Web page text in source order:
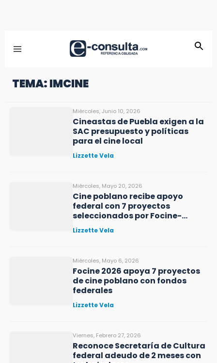
TEMA: IMCINE
Miércoles, Junio 10, 2026
Cineastas de Puebla exigen a la
SAC presupuesto y políticas
para el cine local
Lizzette Vela
Miércoles, Mayo 20, 2026
Cine poblano recibe apoyo
federal con 7 proyectos
seleccionados por Focine-
IMCINE
Lizzette Vela
Miércoles, Mayo 6, 2026
Focine 2026 apoya 7 proyectos
de cine poblano con fondos
federales
Lizzette Vela
Viernes, Febrero 27, 2026
Reconoce Secretaría de Cultura
federal adeudo de 2 meses con